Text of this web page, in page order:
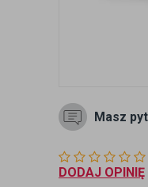
Masz
DODAJ OPINIĘ